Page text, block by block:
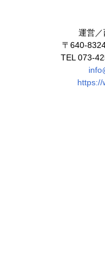
運営
〒640-
TEL 073-
https://